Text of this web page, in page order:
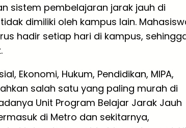
sistem pembelajaran jarak jauh di
dimiliki oleh kampus lain.
hadir setiap hari di kampus,
Ekonomi, Hukum, Pendidikan, MIPA,
salah satu yang paling murah di
Unit Program Belajar Jarak Jauh
di Metro dan sekitarnya,